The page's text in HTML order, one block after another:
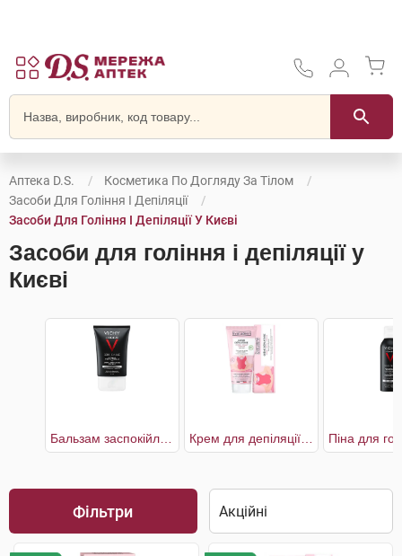
Аптека D.S.
Косметика По Догляду За Тілом
Засоби Для Гоління І Депіляції
Засоби Для Гоління І Депіляції У Києві
Засоби для гоління і депіляції у
Києві
Фільтри